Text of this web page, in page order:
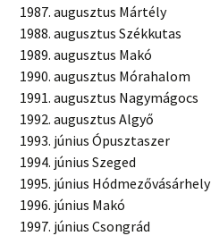
augusztus Mártély
augusztus Székkutas
augusztus Makó
augusztus Mórahalom
augusztus Nagymágocs
augusztus Algyő
június Ópusztaszer
június Szeged
június Hódmezővásárhely
június Makó
június Csongrád